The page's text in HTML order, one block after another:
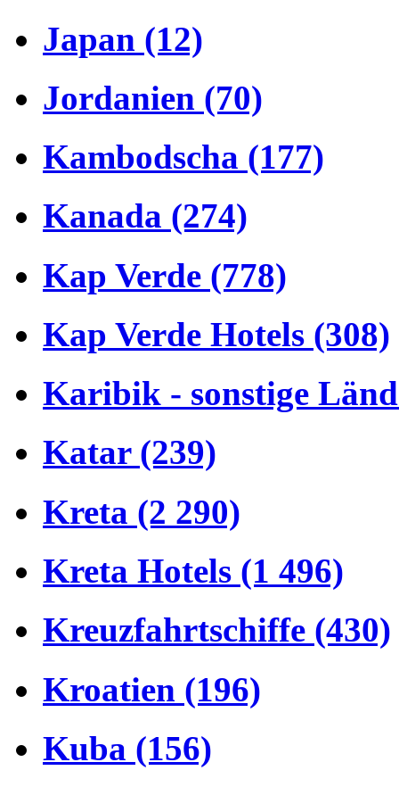
Japan (12)
Jordanien (70)
Kambodscha (177)
Kanada (274)
Kap Verde (778)
Kap Verde Hotels (308)
Karibik - sonstige
Katar (239)
Kreta (2 290)
Kreta Hotels (1 496)
Kreuzfahrtschiffe (430)
Kroatien (196)
Kuba (156)